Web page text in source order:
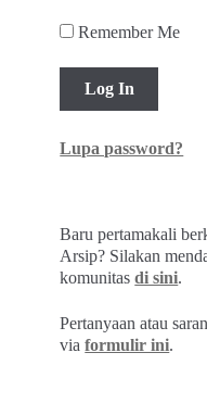
Remember Me
Lupa password?
Baru pertamakali
Arsip? Silakan
komunitasdi sini.
Pertanyaan atau
viaformulir ini.